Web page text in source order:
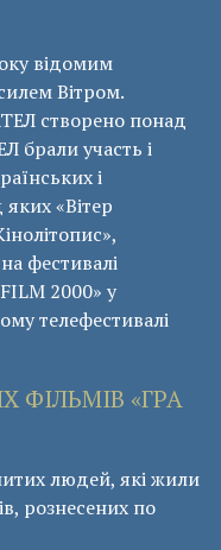
відомим
Вітром.
створено понад
брали участь і
і
«Вітер
фестивалі
2000» у
телефестивалі
ФІЛЬМІВ «ГРА
людей, які жили
рознесених по